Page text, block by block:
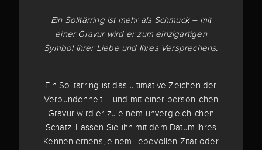
Ein Solitärring ist mehr als Schmuck – mit
einer Gravur wird er zum einzigartigen
Symbol Ihrer Liebe und Ihres Versprechens.
Ein Solitärring ist das ultimative Zeichen der
Verbundenheit – und mit einer persönlichen
Gravur wird er zu einem unvergleichlichen
Schatz. Lassen Sie ihn mit dem Datum Ihres
Kennenlernens, einem liebevollen Zitat oder